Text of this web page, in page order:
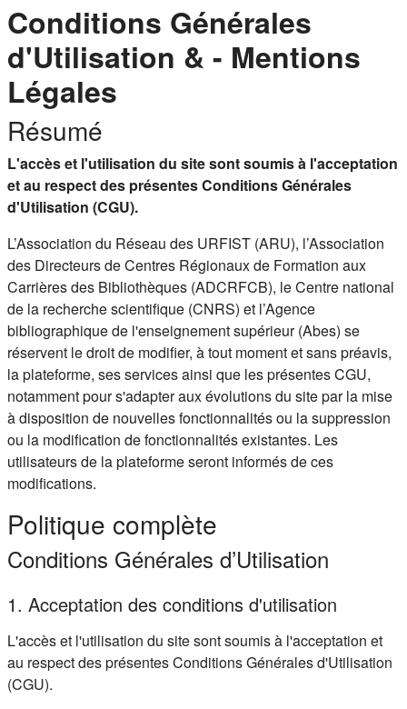
Conditions Générales
d'Utilisation & - Mentions
Légales
Résumé
L'accès et l'utilisation du site sont soumis à l'acceptation
et au respect des présentes Conditions Générales
d'Utilisation (CGU).
L’Association du Réseau des URFIST (ARU), l’Association
des Directeurs de Centres Régionaux de Formation aux
Carrières des Bibliothèques (ADCRFCB), le Centre national
de la recherche scientifique (CNRS) et l’Agence
bibliographique de l'enseignement supérieur (Abes) se
réservent le droit de modifier, à tout moment et sans préavis,
la plateforme, ses services ainsi que les présentes CGU,
notamment pour s'adapter aux évolutions du site par la mise
à disposition de nouvelles fonctionnalités ou la suppression
ou la modification de fonctionnalités existantes. Les
utilisateurs de la plateforme seront informés de ces
modifications.
Politique complète
Conditions Générales d’Utilisation
1. Acceptation des conditions d'utilisation
L'accès et l'utilisation du site sont soumis à l'acceptation et
au respect des présentes Conditions Générales d'Utilisation
(CGU).